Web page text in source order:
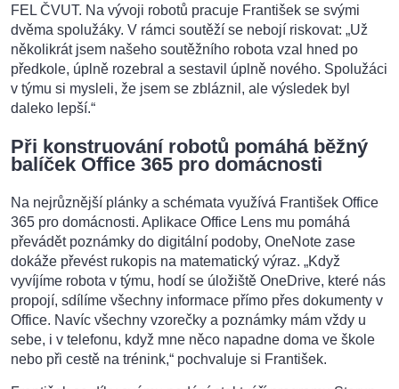
FEL ČVUT. Na vývoji robotů pracuje František se svými
dvěma spolužáky. V rámci soutěží se nebojí riskovat: „Už
několikrát jsem našeho soutěžního robota vzal hned po
předkole, úplně rozebral a sestavil úplně nového. Spolužáci
v týmu si mysleli, že jsem se zbláznil, ale výsledek byl
daleko lepší.“
Při konstruování robotů pomáhá běžný
balíček Office 365 pro domácnosti
Na nejrůznější plánky a schémata využívá František Office
365 pro domácnosti. Aplikace Office Lens mu pomáhá
převádět poznámky do digitální podoby, OneNote zase
dokáže převést rukopis na matematický výraz. „Když
vyvíjíme robota v týmu, hodí se úložiště OneDrive, které nás
propojí, sdílíme všechny informace přímo přes dokumenty v
Office. Navíc všechny vzorečky a poznámky mám vždy u
sebe, i v telefonu, když mne něco napadne doma ve škole
nebo při cestě na trénink,“ pochvaluje si František.